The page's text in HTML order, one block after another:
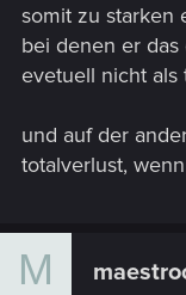
somit zu starken
bei denen er
evetuell nicht als
und auf der
totalverlust,
M